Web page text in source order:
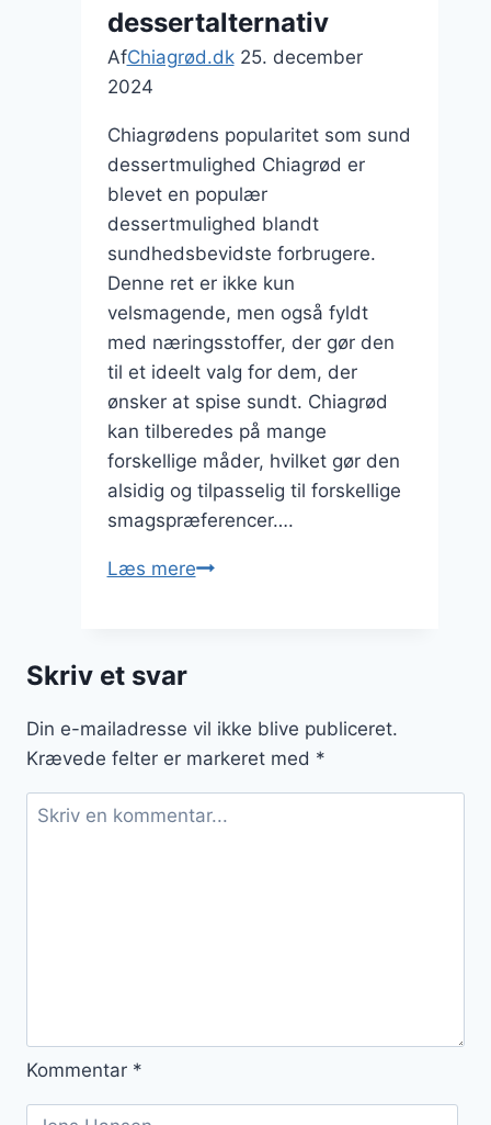
dessertalternativ
AfChiagrød.dk 25. december
2024
Chiagrødens popularitet som sund
dessertmulighed Chiagrød er
blevet en populær
dessertmulighed blandt
sundhedsbevidste forbrugere.
Denne ret er ikke kun
velsmagende, men også fyldt
med næringsstoffer, der gør den
til et ideelt valg for dem, der
ønsker at spise sundt. Chiagrød
kan tilberedes på mange
forskellige måder, hvilket gør den
alsidig og tilpasselig til forskellige
smagspræferencer….
Læs mereChiagrød
Skriv et svar
Din e-mailadresse vil ikke blive publiceret.
Krævede felter er markeret med *
Kommentar *